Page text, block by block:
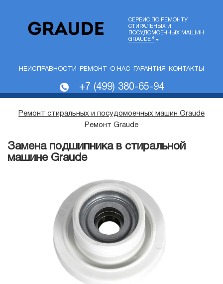
СЕРВИС ПО РЕМОНТУ
СТИРАЛЬНЫХ И
ПОСУДОМОЕЧНЫХ МАШИН
GRAUDE ®
НЕИСПРАВНОСТИ РЕМОНТ О НАС ГАРАНТИЯ КОНТАКТЫ
+7 (499) 380-65-94
Ремонт стиральных и посудомоечных машин Graude
Ремонт Graude
Замена подшипника в стиральной
машине Graude